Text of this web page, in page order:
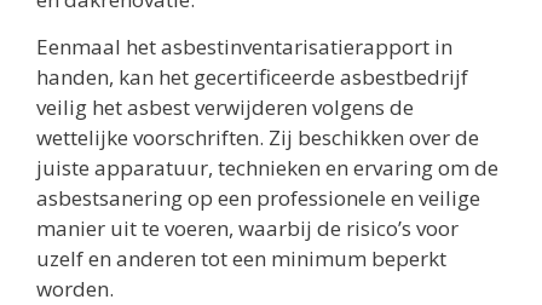
Eenmaal het asbestinventarisatierapport in
handen, kan het gecertificeerde asbestbedrijf
veilig het asbest verwijderen volgens de
wettelijke voorschriften. Zij beschikken over de
juiste apparatuur, technieken en ervaring om de
asbestsanering op een professionele en veilige
manier uit te voeren, waarbij de risico’s voor
uzelf en anderen tot een minimum beperkt
worden.